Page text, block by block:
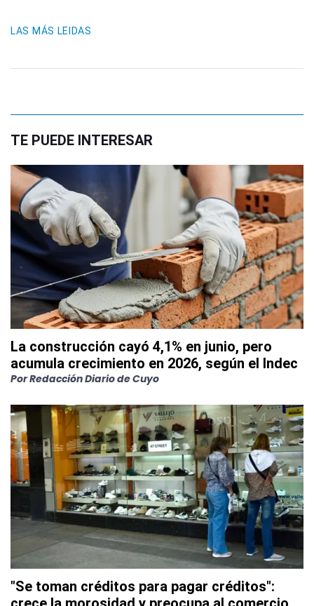
LAS MÁS LEIDAS
TE PUEDE INTERESAR
La construcción cayó 4,1% en junio, pero
acumula crecimiento en 2026, según el Indec
PorRedacción Diario de Cuyo
"Se toman créditos para pagar créditos":